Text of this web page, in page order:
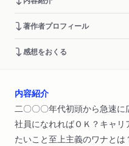
著作者プロフィール
感想をおくる
内容紹介
二〇〇〇年代初頭から急速
社員になれればＯＫ？キャ
たいこと至上主義のワナと